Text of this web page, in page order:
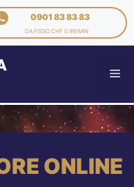
0901 83 83 83
DA FISSO CHF 0.99/MIN
ONLINE